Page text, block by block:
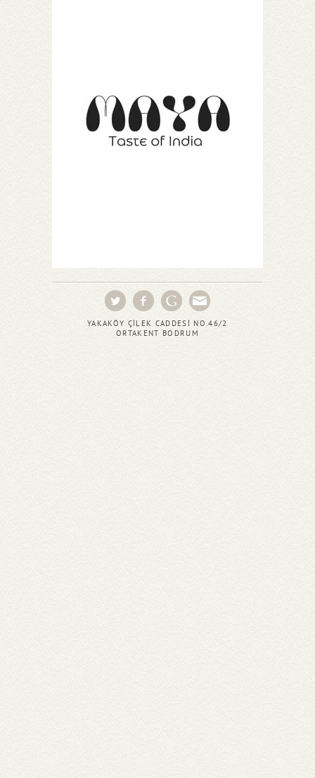
YAKAKÖY ÇİLEK CADDESİ NO.46/2
ORTAKENT BODRUM